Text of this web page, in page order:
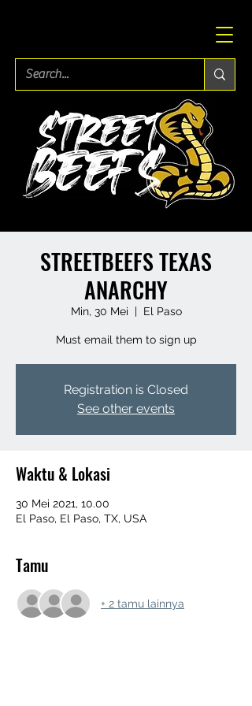
STREETBEEFS TEXAS
ANARCHY
Min, 30 Mei
  |
El Paso
Must email them to sign up
Registration is Closed
See other events
Waktu & Lokasi
30 Mei 2021, 10.00
El Paso, El Paso, TX, USA
Tamu
+ 2 tamu lainnya